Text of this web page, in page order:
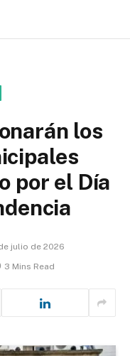
los
por el Día
julio de 2026
3 Mins Read